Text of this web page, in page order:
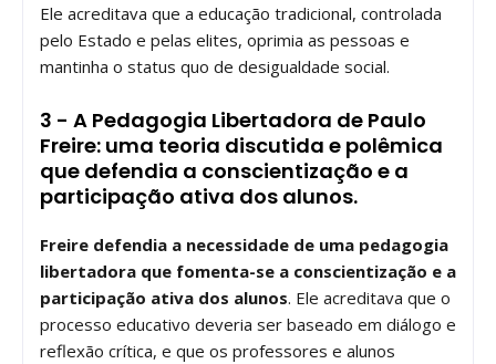
Ele acreditava que a educação tradicional, controlada
pelo Estado e pelas elites, oprimia as pessoas e
mantinha o status quo de desigualdade social.
3 - A Pedagogia Libertadora de Paulo
Freire: uma teoria discutida e polêmica
que defendia a conscientização e a
participação ativa dos alunos.
Freire defendia a necessidade de uma pedagogia
libertadora que fomenta-se a conscientização e a
participação ativa dos alunos. Ele acreditava que o
processo educativo deveria ser baseado em diálogo e
reflexão crítica, e que os professores e alunos